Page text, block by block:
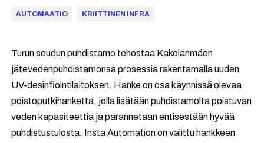
AUTOMAATIO KRIITTINEN INFRA
Turun seudun puhdistamo tehostaa Kakolanmäen
jätevedenpuhdistamonsa prosessia rakentamalla uuden
UV-desinfiointilaitoksen. Hanke on osa käynnissä olevaa
poistoputkihanketta, jolla lisätään puhdistamolta poistuvan
veden kapasiteettia ja parannetaan entisestään hyvää
puhdistustulosta. Insta Automation on valittu hankkeen